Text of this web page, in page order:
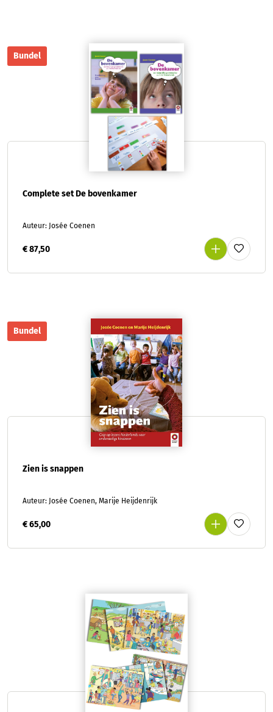
Bundel
Complete set De bovenkamer
Auteur: Josée Coenen
€ 87,50
Bundel
Zien is snappen
Auteur: Josée Coenen, Marije Heijdenrijk
€ 65,00